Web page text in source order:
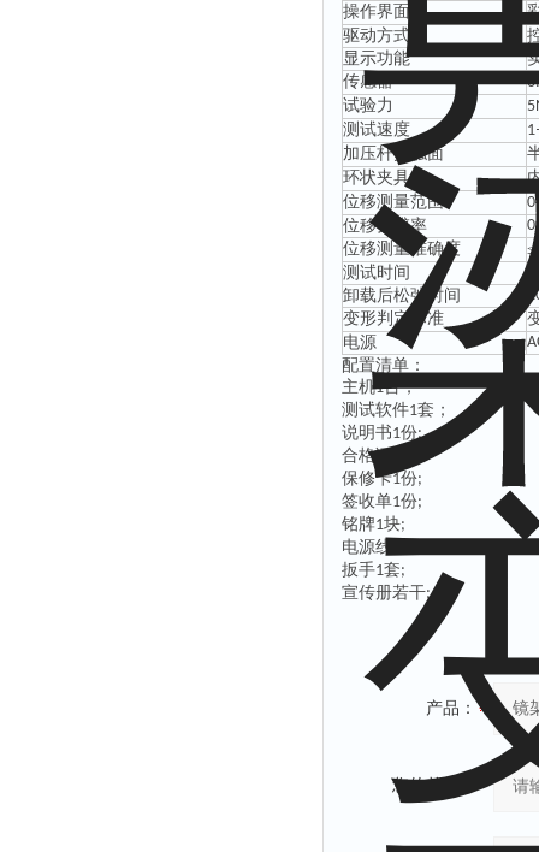
操作界面
驱动方式
显示功能
传感器
‌试验力
测试速度
‌加压杆接触面
‌环状夹具
‌位移测量范围
0
‌位移分辨率
‌位移测量准确度
测试时间
‌卸载后松弛时间
‌变形判定标准
电源
配置清单：
主机1台；
测试软件1套；
说明书1份;
合格证
保修卡1份;
签收单1份;
铭牌1块;
电源线
扳手1套;
宣传册若干;
产品：
您的单位：